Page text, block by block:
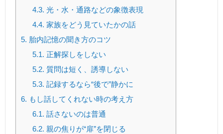
4.3. 光・水・通路などの象徴表現
4.4. 家族をどう見ていたかの話
5. 胎内記憶の聞き方のコツ
5.1. 正解探しをしない
5.2. 質問は短く、誘導しない
5.3. 記録するなら“後で”静かに
6. もし話してくれない時の考え方
6.1. 話さないのは普通
6.2. 親の焦りが“扉”を閉じる